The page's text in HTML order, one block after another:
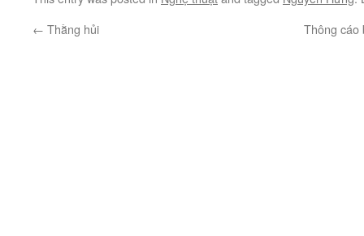
← Thằng hủi Thông cáo